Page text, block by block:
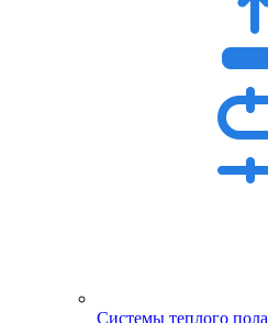
Системы теплого пола